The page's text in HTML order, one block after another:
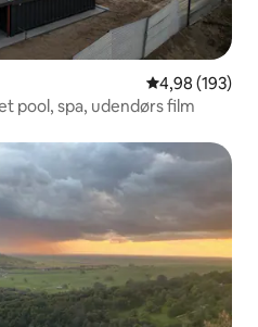
4,98 ud af 5 i
4,98 (193)
pool, spa, udendørs film